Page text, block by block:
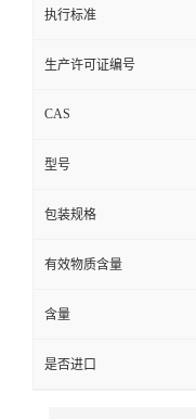
执行标准
生产许可证编号
CAS
型号
包装规格
有效物质含量
含量
是否进口